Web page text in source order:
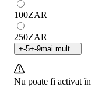
100ZAR
250ZAR
+-5+-9mai mult...
Nu poate fi activat în